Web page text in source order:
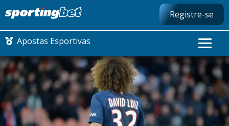
Registre-se
Apostas Esportivas
CONMEBOL LIBERTADORES
FUTEBOL NACIONAL